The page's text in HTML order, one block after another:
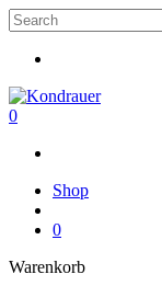
Skip
to
main
Search
search
0
Shop
0
WarenkorbWarenkorb